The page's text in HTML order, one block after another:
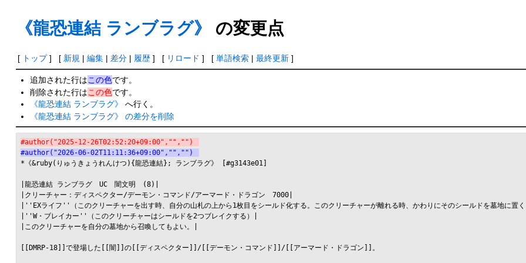
《龍恐連結 ランブラグ》 の変更点
[ トップ] [ 新規| 編集| 差分| 履歴] [ リロード ] [ 単語検索| 最終更新]
追加された行はこの色です。
削除された行はこの色です。
《龍恐連結 ランブラグ》
へ行く。
《龍恐連結 ランブラグ》 の差分を削除
#author("2025-12-26T02:52:20+09:00","","")
#author("2026-06-02T11:11:36+09:00","","")
*《&ruby(りゅうきょうれんけつ){龍恐連結}; ランブラグ》 [#g3143e01]
|龍恐連結 ランブラグ　UC　闇文明　(8)|
|クリーチャー：ディスペクター/デーモン・コマンド/アーマード・ドラゴン　7000|
|''EXライフ''（このクリーチャーを出す時、自分の山札の上から1枚目をシールド化する。このクリーチャーが離れる時、かわりにそのシールドを墓地に置
|''W・ブレイカー''（このクリーチャーはシールドを2つブレイクする）|
|このクリーチャーを自分の墓地から召喚してもよい。|
[[DMRP-18]]で登場した[[闇]]の[[ディスペクター]]/[[デーモン・コマンド]]/[[アーマード・ドラゴン]]。